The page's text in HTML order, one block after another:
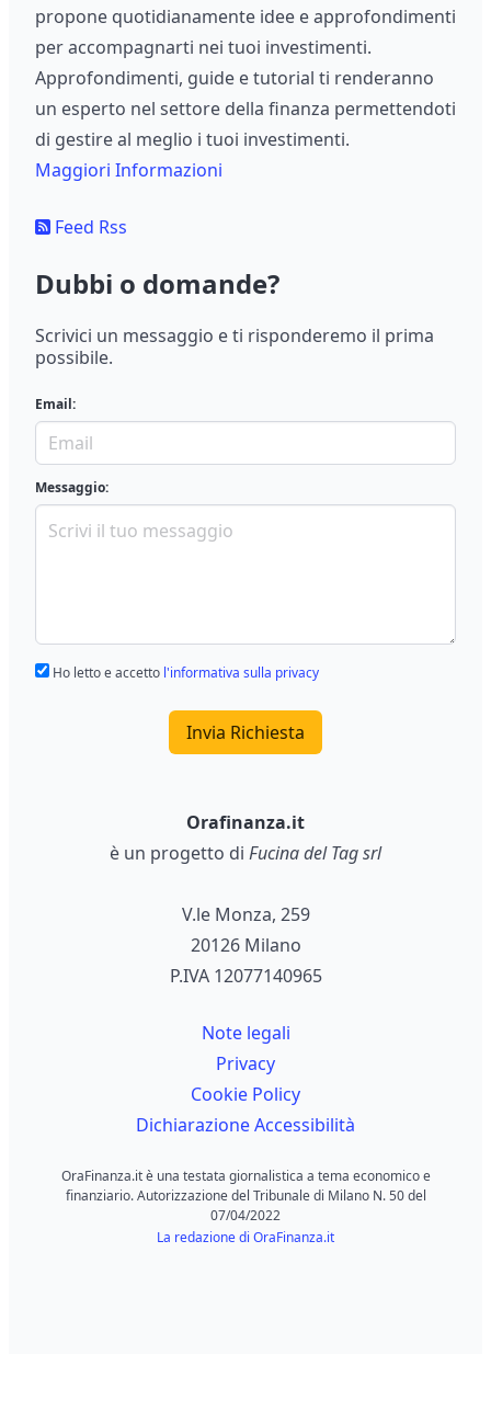
propone quotidianamente idee e approfondimenti
per accompagnarti nei tuoi investimenti.
Approfondimenti, guide e tutorial ti renderanno
un esperto nel settore della finanza permettendoti
di gestire al meglio i tuoi investimenti.
Maggiori Informazioni
Feed Rss
Dubbi o domande?
Scrivici un messaggio e ti risponderemo il prima
possibile.
Email:
Messaggio:
Ho letto e accetto l'informativa sulla privacy
Invia Richiesta
Orafinanza.it
è un progetto di Fucina del Tag srl
V.le Monza, 259
20126 Milano
P.IVA 12077140965
Note legali
Privacy
Cookie Policy
Dichiarazione Accessibilità
OraFinanza.it è una testata giornalistica a tema economico e
finanziario. Autorizzazione del Tribunale di Milano N. 50 del
07/04/2022
La redazione di OraFinanza.it